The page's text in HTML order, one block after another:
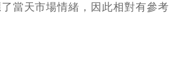
當天市場情緒，因此相對有參考